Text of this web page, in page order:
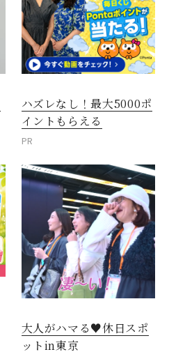
ハズレなし！最大5000ポ
イントもらえる
PR
大人がハマる♥休日スポ
ットin東京